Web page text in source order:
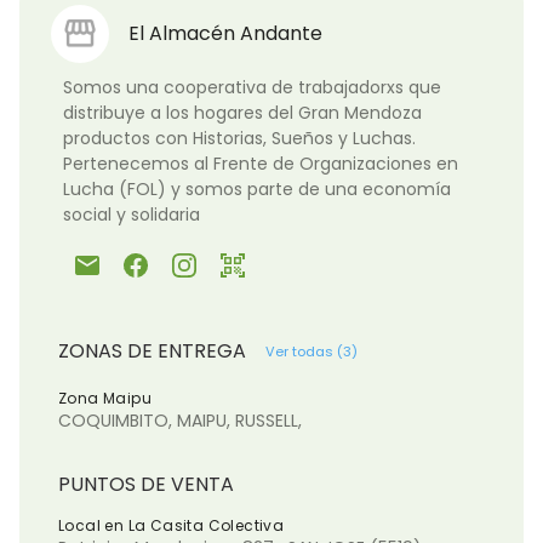
en Culturas yLiteraturas Comparadas y Doctorandaen
•	Flor Mestre, ilustradora y Diseñadora Gráfica.
Entendemos la literatura para las infancias como un
espacio lúdico, de disfrute, de reconocimiento e
identificación personal, que conecta con las
permite soñar, inventar, reír, llorar, jugar; que las invita
Pensamos, además, que la literatura debe ser
accesible, tiene que llegar a amplios sectores de la
herramienta de transformación social.
El Almacén Andante
Somos una cooperativa de trabajadorxs que
distribuye a los hogares del Gran Mendoza
productos con Historias, Sueños y Luchas.
Pertenecemos al Frente de Organizaciones en
Lucha (FOL) y somos parte de una economía
social y solidaria
email qr_code_scanner
ZONAS DE ENTREGA Ver todas (3)
Zona Maipu
COQUIMBITO, MAIPU, RUSSELL,
PUNTOS DE VENTA
Local en La Casita Colectiva